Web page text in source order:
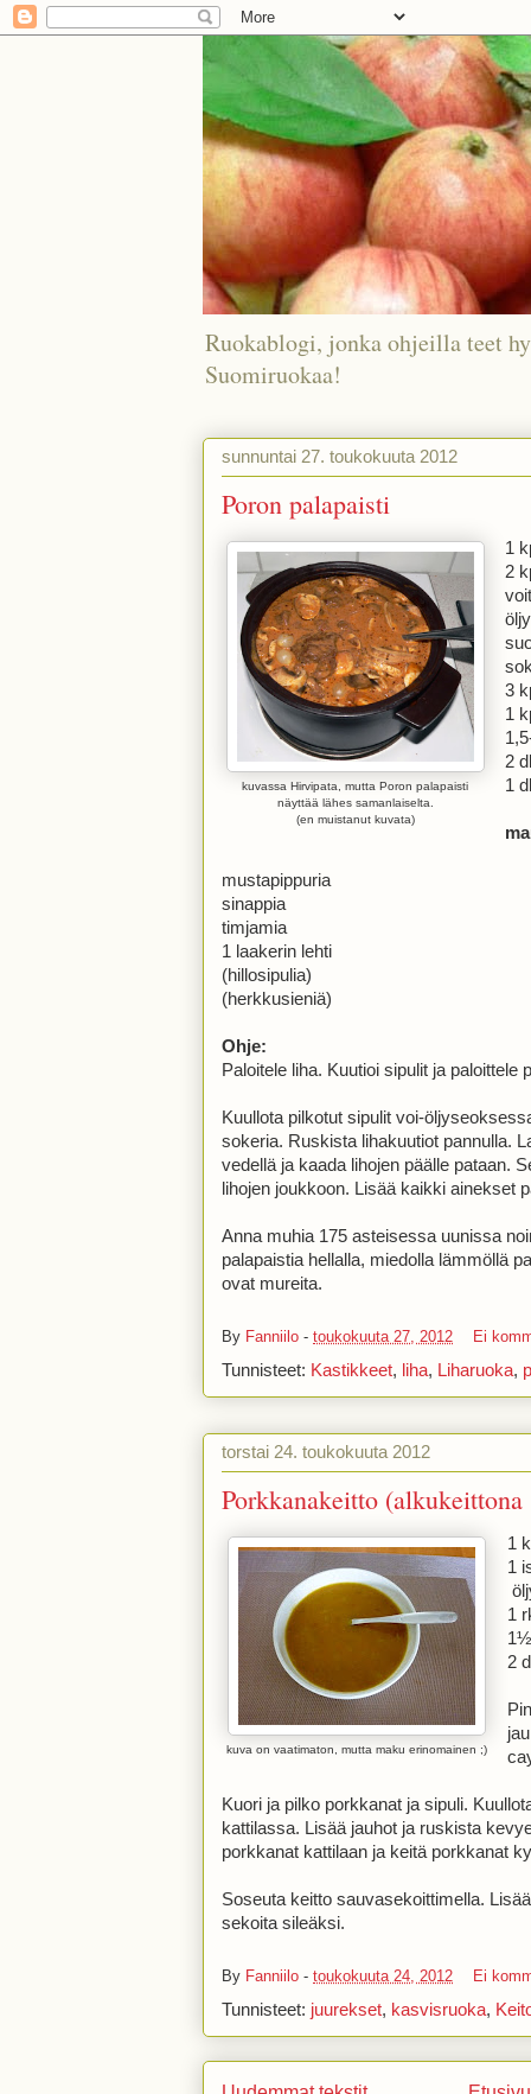
Ruokablogi, jonka ohjeilla teet
Suomiruokaa!
sunnuntai 27. toukokuuta 2012
Poron palapaisti
kuvassa Hirvipata, mutta Poron palapaisti
näyttää lähes samanlaiselta.
(en muistanut kuvata)
1
2
3
1
2
1
mustapippuria
sinappia
timjamia
1 laakerin lehti
(hillosipulia)
(herkkusieniä)
Ohje:
Paloitele liha. Kuutioi sipulit ja paloittele
Kuullota pilkotut sipulit voi-
sokeria. Ruskista lihakuutiot pannulla.
vedellä ja kaada lihojen päälle pataan.
lihojen joukkoon. Lisää kaikki ainekset
Anna muhia 175 asteisessa uunissa
palapaistia hellalla, miedolla lämmöllä
ovat mureita.
By Fanniilo - toukokuuta 27, 2012 Ei
Tunnisteet: Kastikkeet, liha, Liharuoka,
torstai 24. toukokuuta 2012
Porkkanakeitto
kuva on vaatimaton, mutta maku erinomainen ;)
1
1
1
2
Kuori ja pilko porkkanat ja sipuli.
kattilassa. Lisää jauhot ja ruskista
porkkanat kattilaan ja keitä porkkanat
Soseuta keitto sauvasekoittimella.
sekoita sileäksi.
By Fanniilo - toukokuuta 24, 2012 Ei
Tunnisteet: juurekset, kasvisruoka,